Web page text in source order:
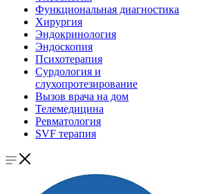
Функциональная диагностика
Хирургия
Эндокринология
Эндоскопия
Психотерапия
Сурдология и
слухопротезирование
Вызов врача на дом
Телемедицина
Ревматология
SVF терапия